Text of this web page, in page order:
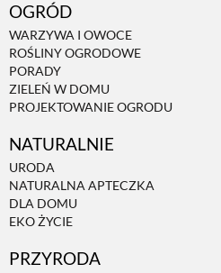
OGRÓD
WARZYWA I OWOCE
ROŚLINY OGRODOWE
PORADY
ZIELEŃ W DOMU
PROJEKTOWANIE OGRODU
NATURALNIE
URODA
NATURALNA APTECZKA
DLA DOMU
EKO ŻYCIE
PRZYRODA